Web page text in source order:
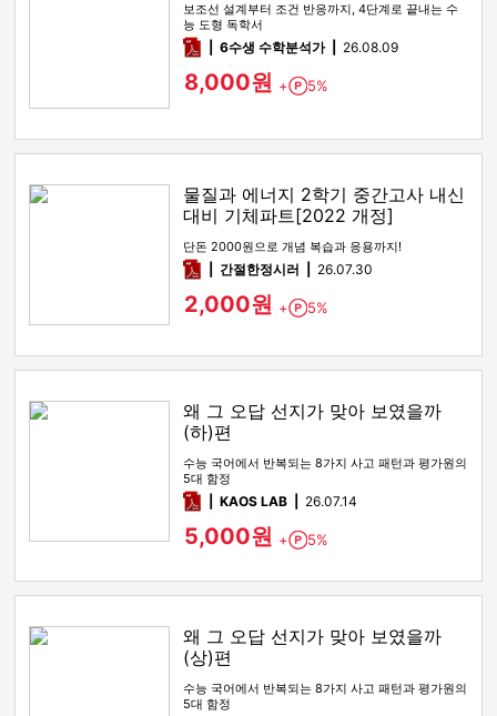
보조선 설계부터 조건 반응까지, 4단계로 끝내는 수
능 도형 독학서
pdf6수생 수학분석가 26.08.09
8,000원 + Point
5%
물질과 에너지 2학기 중간고사 내신
대비 기체파트[2022 개정]
단돈 2000원으로 개념 복습과 응용까지!
pdf간절한정시러 26.07.30
2,000원 + Point
5%
왜 그 오답 선지가 맞아 보였을까
(하)편
수능 국어에서 반복되는 8가지 사고 패턴과 평가원의
5대 함정
pdfKAOS LAB 26.07.14
5,000원 + Point
5%
왜 그 오답 선지가 맞아 보였을까
(상)편
수능 국어에서 반복되는 8가지 사고 패턴과 평가원의
5대 함정